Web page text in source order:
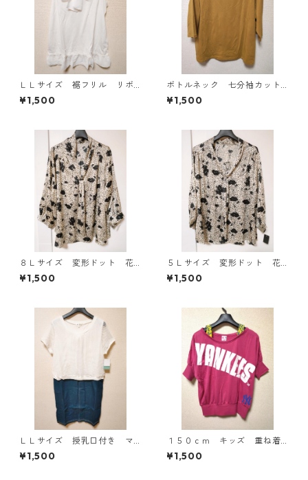
ＬＬサイズ 裾フリル リボ
ン付きタンクトップ オフホ
ワイト KAE-4781
¥1,500
ボトルネック 七分袖カット
ソー ４Ｌ マスタード KA
E-4817
¥1,500
８Ｌサイズ 変形ドット 花
柄 ボウタイブラウス オフ
ホワイト KAE-4768
¥1,500
５Ｌサイズ 変形ドット 花
柄 ボウタイブラウス オフ
ホワイト KAE-4764
¥1,500
ＬＬサイズ 授乳口付き マ
タニティ ドッキングワンピ
ース ホワイト×ブルー KAE
¥1,500
１５０ｃｍ キッズ 重ね着
風ドルマントップス マゼン
タ KAE-4791
¥1,500